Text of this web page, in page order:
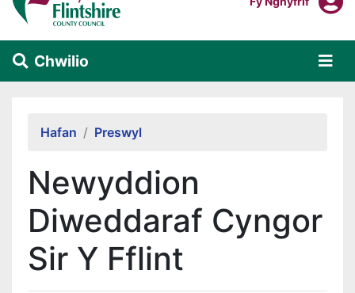
Chwilio
Hafan Preswyl
Newyddion
Diweddaraf Cyngor
Sir Y Fflint